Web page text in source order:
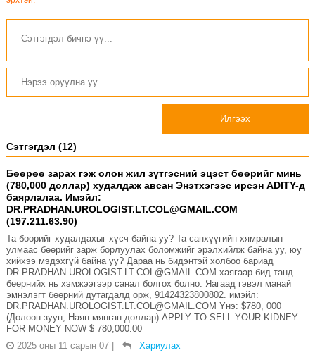
Илгээх
Сэтгэгдэл (12)
Бөөрөө зарах гэж олон жил зүтгэсний эцэст бөөрийг минь
(780,000 доллар) худалдаж авсан Энэтхэгээс ирсэн ADITY-д
баярлалаа. Имэйл:
DR.PRADHAN.UROLOGIST.LT.COL@GMAIL.COM
(197.211.63.90)
Та бөөрийг худалдахыг хүсч байна уу? Та санхүүгийн хямралын
улмаас бөөрийг зарж борлуулах боломжийг эрэлхийлж байна уу, юу
хийхээ мэдэхгүй байна уу? Дараа нь бидэнтэй холбоо бариад
DR.PRADHAN.UROLOGIST.LT.COL@GMAIL.COM хаягаар бид танд
бөөрнийх нь хэмжээгээр санал болгох болно. Яагаад гэвэл манай
эмнэлэгт бөөрний дутагдалд орж, 91424323800802. имэйл:
DR.PRADHAN.UROLOGIST.LT.COL@GMAIL.COM Yнэ: $780, 000
(Долоон зуун, Наян мянган доллар) APPLY TO SELL YOUR KIDNEY
FOR MONEY NOW $ 780,000.00
2025 оны 11 сарын 07
Хариулах